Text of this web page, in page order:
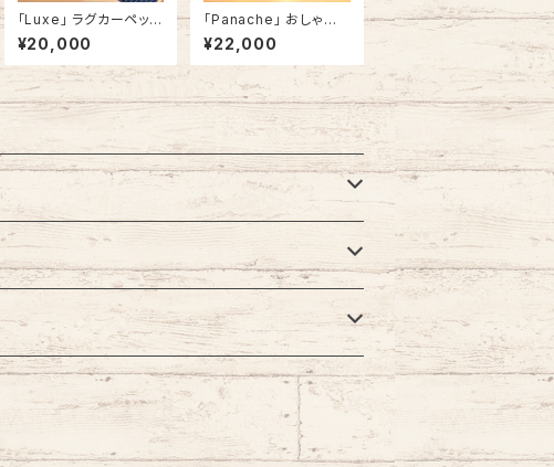
「Luxe」 ラグカーペット
ラグマット ドット柄 角型
140cm x 180cm ブル
ー #268
¥20,000
「Panache」 おしゃれ
かわいい ラグカーペット
ラグマット ハート型 ハ
ートマーク 赤 #357 14
0cm x 140cm
¥22,000